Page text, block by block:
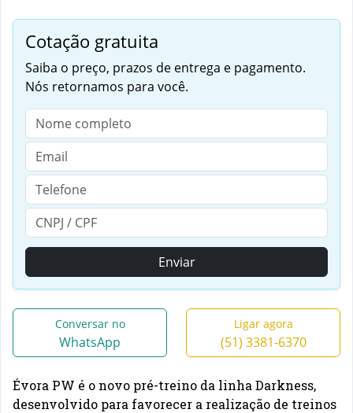
Cotação gratuita
Saiba o preço, prazos de entrega e pagamento.
Nós retornamos para você.
Enviar
Conversar no
WhatsApp
Ligar agora
(51) 3381-6370
Évora PW é o novo pré-treino da linha Darkness,
desenvolvido para favorecer a realização de treinos